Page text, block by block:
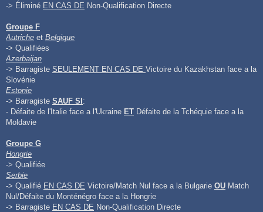
-> Éliminé EN CAS DE Non-Qualification Directe
Groupe F
Autriche et Belgique
-> Qualifiées
Azerbaijan
-> Barragiste SEULEMENT EN CAS DE Victoire du Kazakhstan face a la
Slovénie
Estonie
-> Barragiste SAUF SI :
- Défaite de l'Italie face a l'Ukraine ET Défaite de la Tchéquie face a la
Moldavie
Groupe G
Hongrie
-> Qualifiée
Serbie
-> Qualifié EN CAS DE Victoire/Match Nul face a la Bulgarie OU Match
Nul/Défaite du Monténégro face a la Hongrie
-> Barragiste EN CAS DE Non-Qualification Directe